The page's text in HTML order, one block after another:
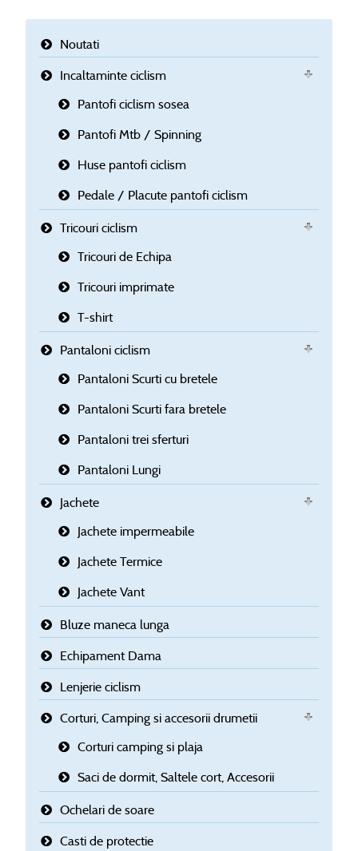
Noutati
Incaltaminte ciclism
Pantofi ciclism sosea
Pantofi Mtb / Spinning
Huse pantofi ciclism
Pedale / Placute pantofi ciclism
Tricouri ciclism
Tricouri de Echipa
Tricouri imprimate
T-shirt
Pantaloni ciclism
Pantaloni Scurti cu bretele
Pantaloni Scurti fara bretele
Pantaloni trei sferturi
Pantaloni Lungi
Jachete
Jachete impermeabile
Jachete Termice
Jachete Vant
Bluze maneca lunga
Echipament Dama
Lenjerie ciclism
Corturi, Camping si accesorii drumetii
Corturi camping si plaja
Saci de dormit, Saltele cort, Accesorii
Ochelari de soare
Casti de protectie